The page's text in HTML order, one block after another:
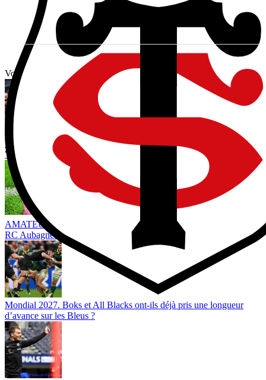
Vous avez tout lu ?
Valoriser ses dernières années sans renier son histoire, le choix
"logique" de Ramos
AMATEUR. Animer les dimanches, recrue de ProD2... Comment le
RC Aubagne compte se relancer après le grand chambardement ?
Mondial 2027. Boks et All Blacks ont-ils déjà pris une longueur
d’avance sur les Bleus ?